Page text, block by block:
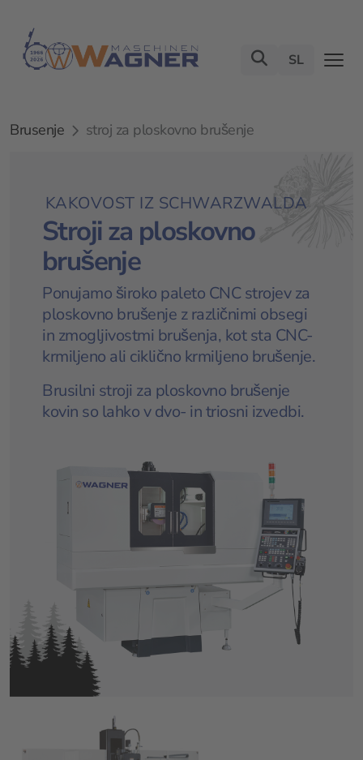
SL
Brusenje stroj za ploskovno brušenje
KAKOVOST IZ SCHWARZWALDA
Stroji za ploskovno
brušenje
Ponujamo široko paleto CNC strojev za
ploskovno brušenje z različnimi obsegi
in zmogljivostmi brušenja, kot sta CNC-
krmiljeno ali ciklično krmiljeno brušenje.
Brusilni stroji za ploskovno brušenje
kovin so lahko v dvo- in triosni izvedbi.